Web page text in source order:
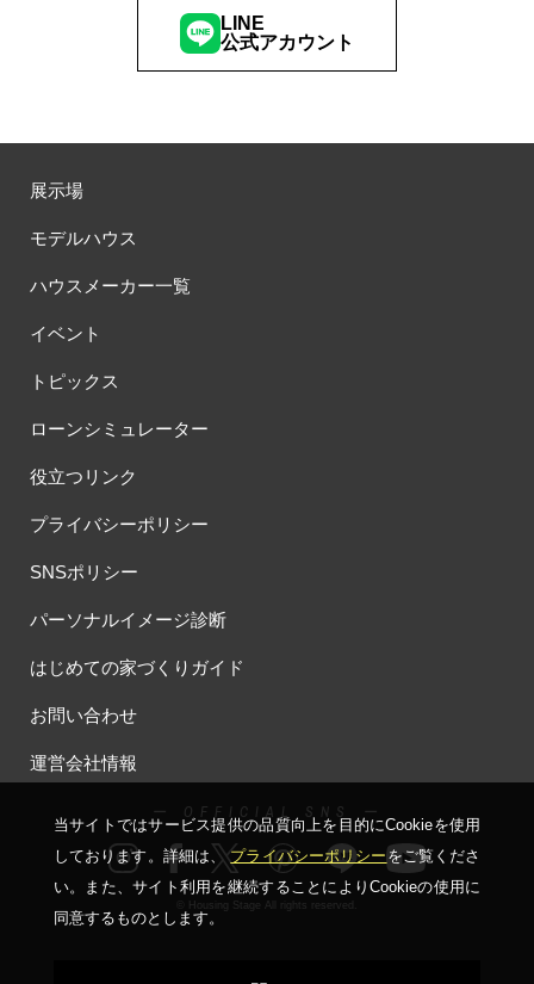
LINE
公式アカウント
展示場
モデルハウス
ハウスメーカー一覧
イベント
トピックス
ローンシミュレーター
役立つリンク
プライバシーポリシー
SNSポリシー
パーソナルイメージ診断
はじめての家づくりガイド
お問い合わせ
運営会社情報
ー OFFICIAL SNS ー
© Housing Stage All rights reserved.
当サイトではサービス提供の品質向上を⽬的にCookieを使⽤
しております。詳細は、プライバシーポリシーをご覧くださ
い。
また、サイト利⽤を継続することによりCookieの使⽤に
同意するものとします。